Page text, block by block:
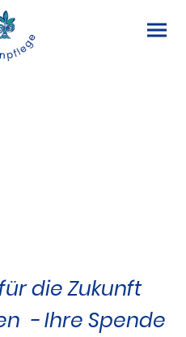
die Zukunft
- Ihre Spende